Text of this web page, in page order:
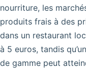
nourriture, les
produits frais à des
dans un restaurant
à 5 euros, tandis
de gamme peut